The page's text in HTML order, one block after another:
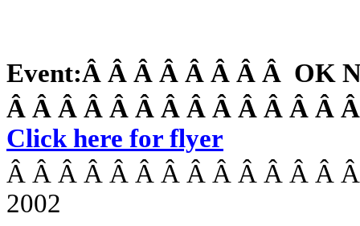
Event:Â Â Â Â Â Â Â Â OK
Â Â Â Â Â Â Â Â Â Â Â Â Â
Click here for flyer
Â Â Â Â Â Â Â Â Â Â Â Â Â
2002